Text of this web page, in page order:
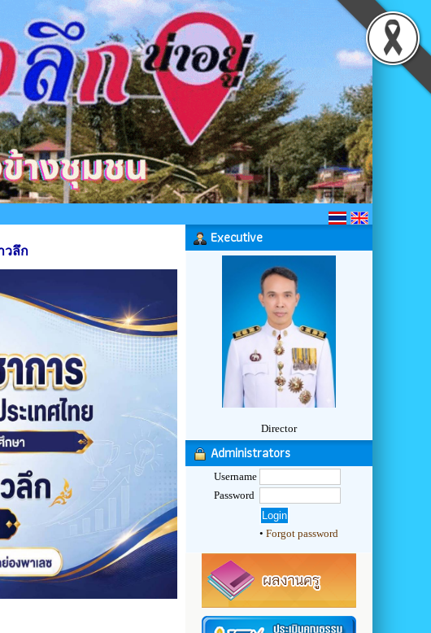
18/05/2026
30/04/2026
29/04/2026
22/04/2026
Executive
Director
Administrators
Username
Password
• Forgot password